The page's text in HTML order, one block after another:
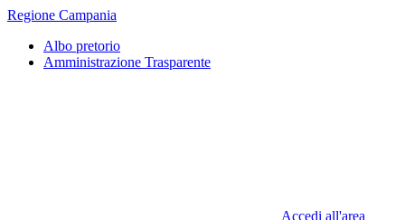
Regione Campania
Albo pretorio
Amministrazione Trasparente
Accedi all'area